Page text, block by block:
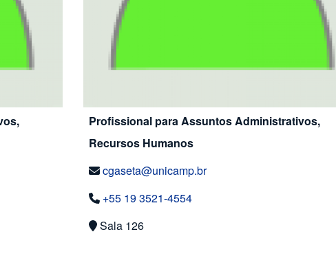
Profissional para Assuntos Administrativos,
Recursos Humanos
cgaseta@unicamp.br
+55 19 3521-4554
Sala 126